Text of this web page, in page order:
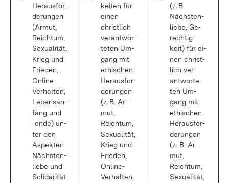
Her­aus­for­
de­run­gen
(Ar­mut,
Reich­tum,
Se­xua­li­tät,
Krieg und
Frie­den,
On­line-
Ver­hal­ten,
Le­bens­an­
fang und
‑en­de) un­
ter den
As­pek­ten
Nächs­ten­
lie­be und
So­li­da­ri­tät
kei­ten für
ei­nen
christ­lich
ver­ant­wor­
te­ten Um­
gang mit
ethi­schen
Her­aus­for­
de­run­gen
(z. B. Ar­
mut,
Reich­tum,
Se­xua­li­tät,
Krieg und
Frie­den,
On­line-
Ver­hal­ten,
(z. B.
Nächs­ten­
lie­be, Ge­
rech­tig­
keit) für ei­
nen christ­
lich ver­
ant­wor­te­
ten Um­
gang mit
ethi­schen
Her­aus­for­
de­run­gen
(z. B. Ar­
mut,
Reich­tum,
Se­xua­li­tät,